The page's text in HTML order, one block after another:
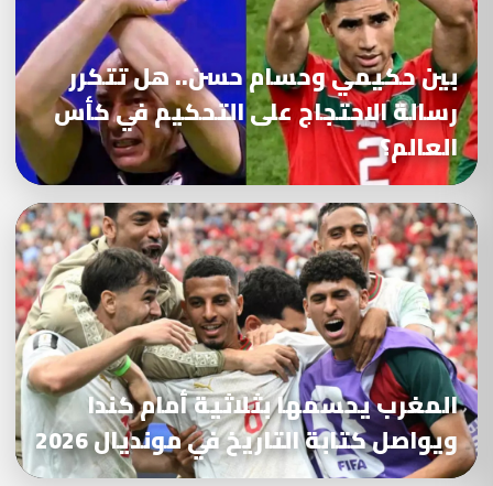
بين حكيمي وحسام حسن.. هل تتكرر
رسالة الاحتجاج على التحكيم في كأس
العالم؟
المغرب يحسمها بثلاثية أمام كندا
ويواصل كتابة التاريخ في مونديال 2026